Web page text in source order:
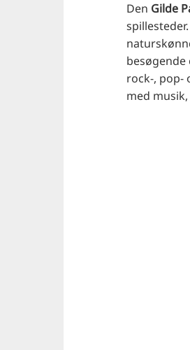
Den Gilde
rock-, pop-
med